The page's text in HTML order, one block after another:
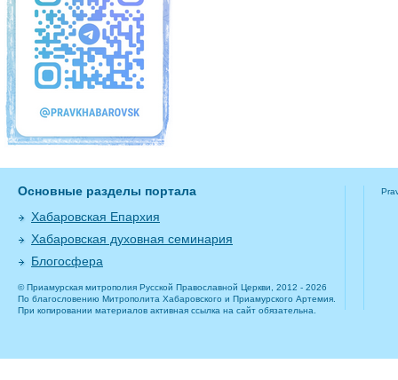
Основные разделы портала
Хабаровская Епархия
Хабаровская духовная семинария
Блогосфера
© Приамурская митрополия Русской Православной Церкви, 2012 - 2026
По благословению Митрополита Хабаровского и Приамурского Артемия.
При копировании материалов активная ссылка на сайт обязательна.